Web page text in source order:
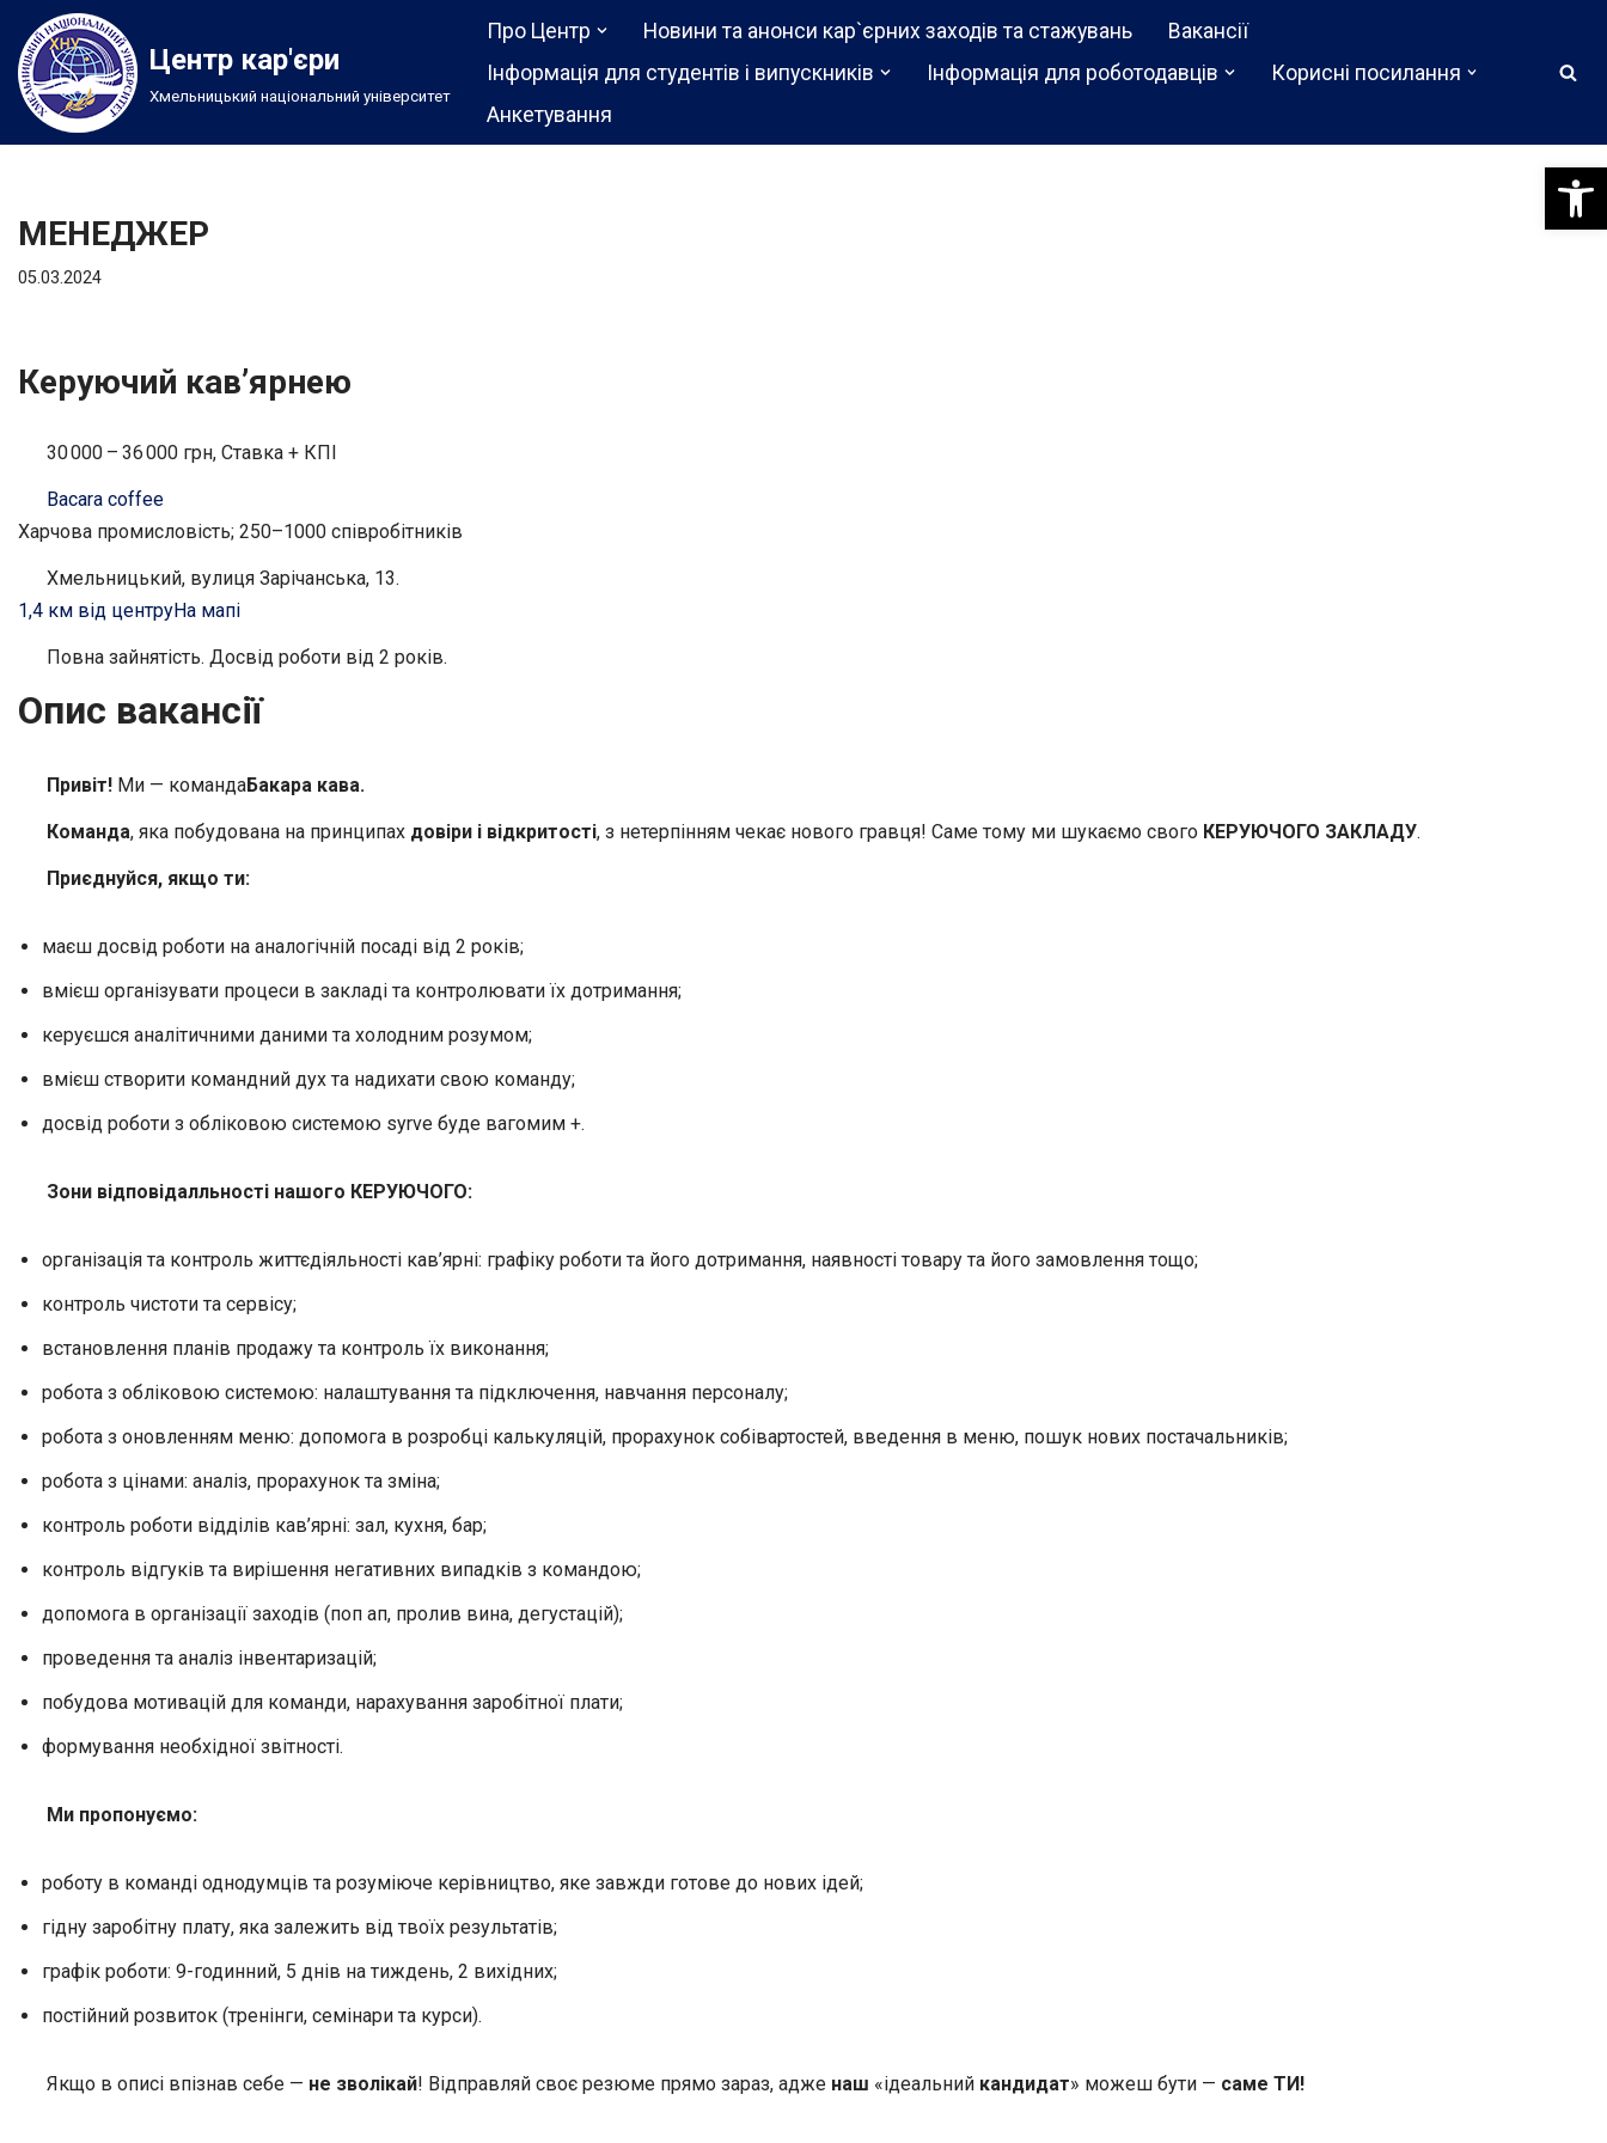
Перейти
до
вмісту
Центр кар'єри
Хмельницький національний університет
Про Центр Новини та анонси кар`єрних заходів та стажувань
Вакансії
Інформація для студентів і випускників
Інформація для роботодавців
Корисні посилання
Анкетування
МЕНЕДЖЕР
05.03.2024
Керуючий кав’ярнею
30 000 – 36 000 грн, Ставка + КПІ
Bacara coffee
Харчова промисловість; 250–1000 співробітників
Хмельницький, вулиця Зарічанська, 13.
1,4 км від центруНа мапі
Повна зайнятість. Досвід роботи від 2 років.
Опис вакансії
Привіт! Ми — командаБакара кава.
Команда, яка побудована на принципах довіри і відкритості, з нетерпінням чекає нового гравця! Саме тому ми шукаємо свого КЕРУЮЧОГО ЗАКЛАДУ.
Приєднуйся, якщо ти:
маєш досвід роботи на аналогічній посаді від 2 років;
вмієш організувати процеси в закладі та контролювати їх дотримання;
керуєшся аналітичними даними та холодним розумом;
вмієш створити командний дух та надихати свою команду;
досвід роботи з обліковою системою syrve буде вагомим +.
Зони відповідалльності нашого КЕРУЮЧОГО:
організація та контроль життєдіяльності кав’ярні: графіку роботи та його дотримання, наявності товару та його замовлення тощо;
контроль чистоти та сервісу;
встановлення планів продажу та контроль їх виконання;
робота з обліковою системою: налаштування та підключення, навчання персоналу;
робота з оновленням меню: допомога в розробці калькуляцій, прорахунок собівартостей, введення в меню, пошук нових постачальників;
робота з цінами: аналіз, прорахунок та зміна;
контроль роботи відділів кав’ярні: зал, кухня, бар;
контроль відгуків та вирішення негативних випадків з командою;
допомога в організації заходів (поп ап, пролив вина, дегустацій);
проведення та аналіз інвентаризацій;
побудова мотивацій для команди, нарахування заробітної плати;
формування необхідної звітності.
Ми пропонуємо:
роботу в команді однодумців та розуміюче керівництво, яке завжди готове до нових ідей;
гідну заробітну плату, яка залежить від твоїх результатів;
графік роботи: 9-годинний, 5 днів на тиждень, 2 вихідних;
постійний розвиток (тренінги, семінари та курси).
Якщо в описі впізнав себе — не зволікай! Відправляй своє резюме прямо зараз, адже наш «ідеальний кандидат» можеш бути — саме ТИ!